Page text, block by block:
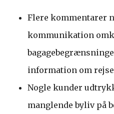
Flere kommentarer
kommunikation
information om
Nogle kunder
manglende byliv på